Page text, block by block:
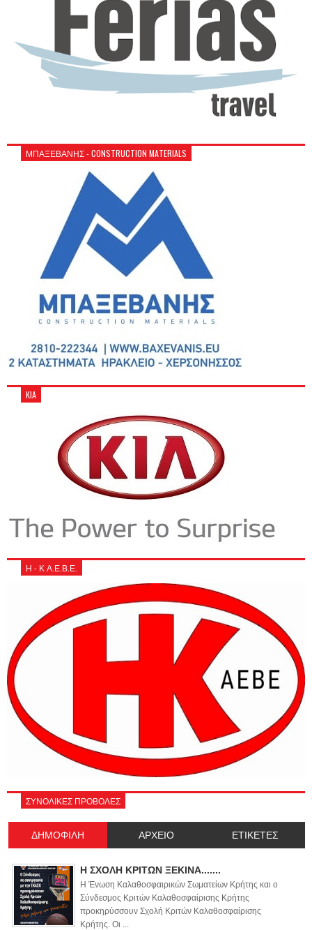
ΜΠΑΞΕΒΑΝΗΣ - CONSTRUCTION MATERIALS
KIA
Η - Κ Α.Ε.Β.Ε.
ΣΥΝΟΛΙΚΕΣ ΠΡΟΒΟΛΕΣ
ΔΗΜΟΦΙΛΗ ΑΡΧΕΙΟ ΕΤΙΚΕΤΕΣ
Η ΣΧΟΛΗ ΚΡΙΤΩΝ ΞΕΚΙΝΑ.......
Η Ένωση Καλαθοσφαιρικών Σωματείων Κρήτης και ο
Σύνδεσμος Κριτών Καλαθοσφαίρισης Κρήτης
προκηρύσσουν Σχολή Κριτών Καλαθοσφαίρισης
Κρήτης. Οι ...